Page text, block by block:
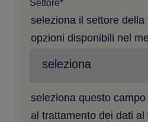
Settore*
seleziona il settore
opzioni disponibili nel
seleziona questo
al trattamento dei dati al